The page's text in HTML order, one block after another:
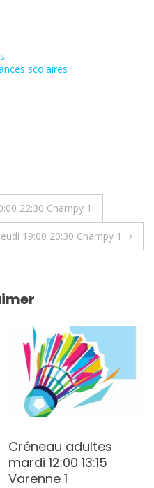
scolaires
22:30 Champy 1
19:00 20:30 Champy 1
Créneau adultes
mardi 12:00 13:15
Varenne 1